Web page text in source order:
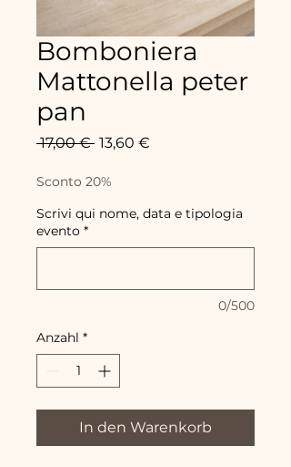
Bomboniera
Mattonella peter
pan
17,00 € Standardpreis
13,60 €
Sconto 20%
Scrivi qui nome, data e tipologia
evento *
0/500
Anzahl *
In den Warenkorb